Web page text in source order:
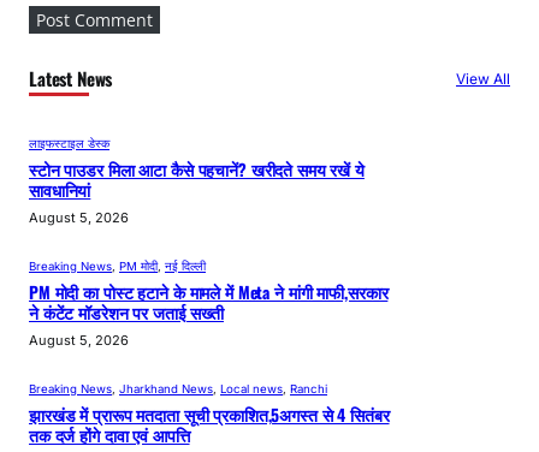
Latest News View All
लाइफस्टाइल डेस्क
स्टोन पाउडर मिला आटा कैसे पहचानें? खरीदते समय रखें ये
सावधानियां
August 5, 2026
Breaking News PM मोदी, नई दिल्ली
PM मोदी का पोस्ट हटाने के मामले में Meta ने मांगी माफी,सरकार
ने कंटेंट मॉडरेशन पर जताई सख्ती
August 5, 2026
Breaking News Jharkhand News Local news Ranchi
झारखंड में प्रारूप मतदाता सूची प्रकाशित,5अगस्त से 4 सितंबर
तक दर्ज होंगे दावा एवं आपत्ति